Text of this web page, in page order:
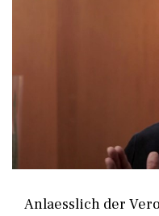
Anlaesslich der